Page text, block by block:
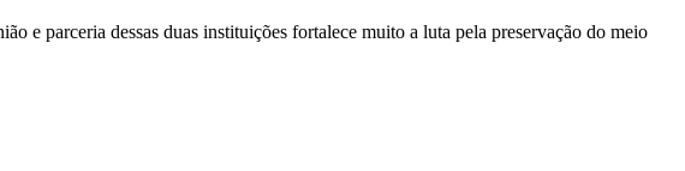
e parceria dessas duas instituições fortalece muito a luta pela preservação do meio